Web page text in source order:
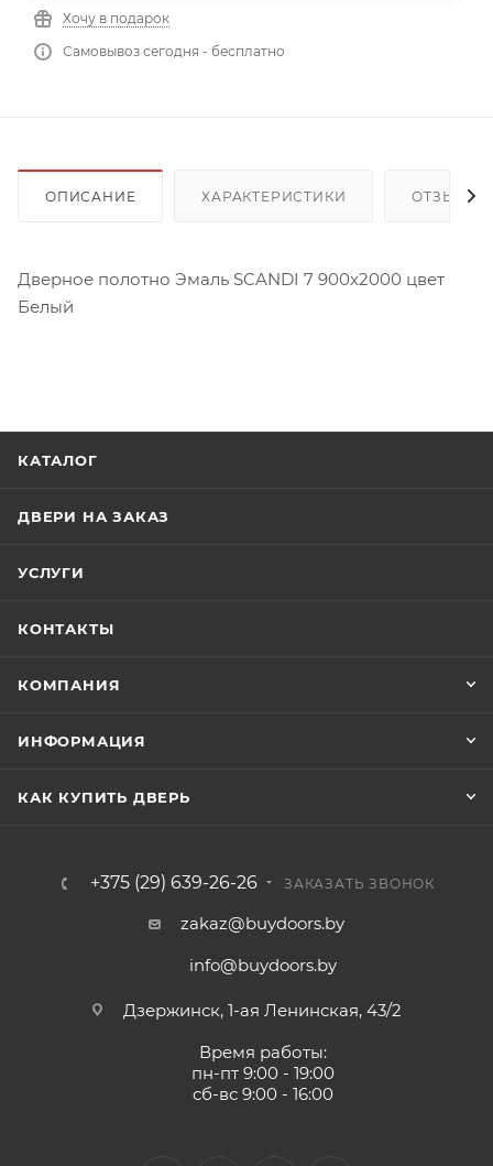
Хочу в подарок
Самовывоз сегодня - бесплатно
ОПИСАНИЕ ХАРАКТЕРИСТИКИ ОТЗЫВЫ
Дверное полотно Эмаль SCANDI 7 900х2000 цвет
Белый
КАТАЛОГ
ДВЕРИ НА ЗАКАЗ
УСЛУГИ
КОНТАКТЫ
КОМПАНИЯ
ИНФОРМАЦИЯ
КАК КУПИТЬ ДВЕРЬ
+375 (29) 639-26-26 ЗАКАЗАТЬ ЗВОНОК
zakaz@buydoors.by
info@buydoors.by
Дзержинск, 1-ая Ленинская, 43/2
Время работы:
пн-пт 9:00 - 19:00
сб-вс 9:00 - 16:00